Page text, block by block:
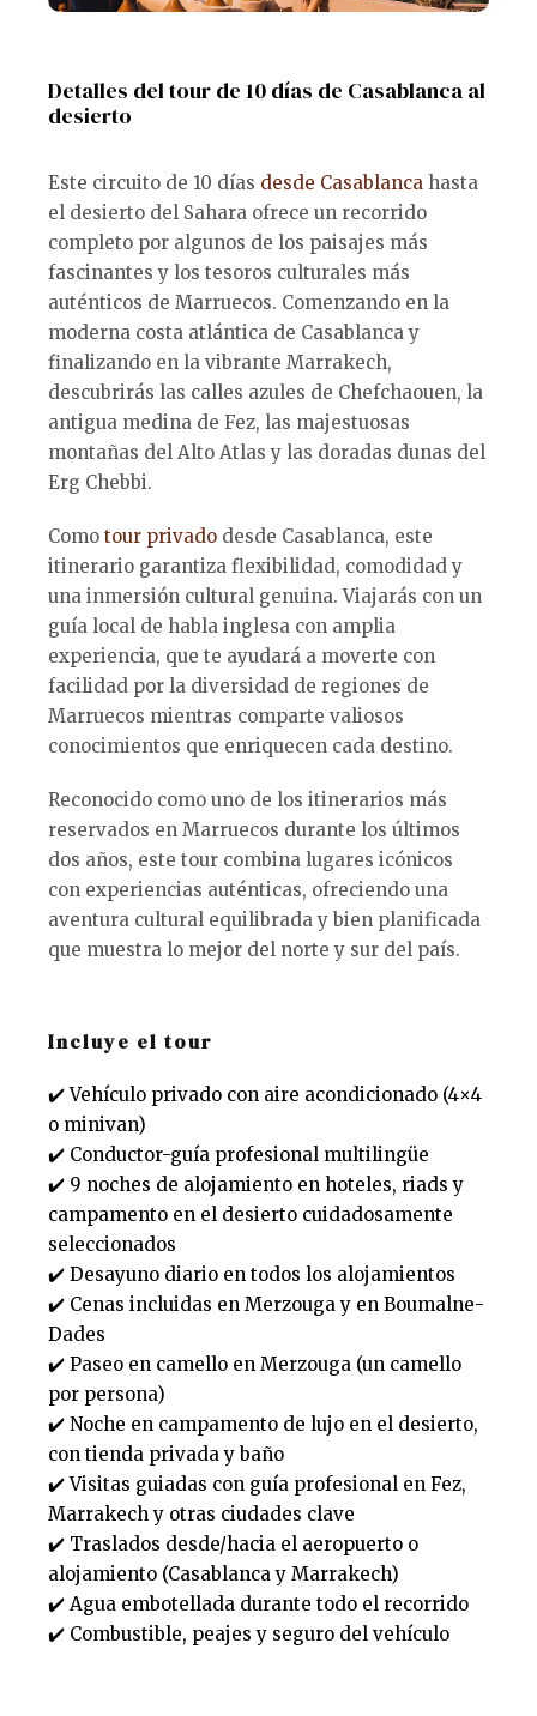
Detalles del tour de 10 días de Casablanca al
desierto
Este circuito de 10 días desde Casablanca hasta
el desierto del Sahara ofrece un recorrido
completo por algunos de los paisajes más
fascinantes y los tesoros culturales más
auténticos de Marruecos. Comenzando en la
moderna costa atlántica de Casablanca y
finalizando en la vibrante Marrakech,
descubrirás las calles azules de Chefchaouen, la
antigua medina de Fez, las majestuosas
montañas del Alto Atlas y las doradas dunas del
Erg Chebbi.
Como tour privado desde Casablanca, este
itinerario garantiza flexibilidad, comodidad y
una inmersión cultural genuina. Viajarás con un
guía local de habla inglesa con amplia
experiencia, que te ayudará a moverte con
facilidad por la diversidad de regiones de
Marruecos mientras comparte valiosos
conocimientos que enriquecen cada destino.
Reconocido como uno de los itinerarios más
reservados en Marruecos durante los últimos
dos años, este tour combina lugares icónicos
con experiencias auténticas, ofreciendo una
aventura cultural equilibrada y bien planificada
que muestra lo mejor del norte y sur del país.
Incluye el tour
✔️ Vehículo privado con aire acondicionado (4×4
o minivan)
✔️ Conductor-guía profesional multilingüe
✔️ 9 noches de alojamiento en hoteles, riads y
campamento en el desierto cuidadosamente
seleccionados
✔️ Desayuno diario en todos los alojamientos
✔️ Cenas incluidas en Merzouga y en Boumalne-
Dades
✔️ Paseo en camello en Merzouga (un camello
por persona)
✔️ Noche en campamento de lujo en el desierto,
con tienda privada y baño
✔️ Visitas guiadas con guía profesional en Fez,
Marrakech y otras ciudades clave
✔️ Traslados desde/hacia el aeropuerto o
alojamiento (Casablanca y Marrakech)
✔️ Agua embotellada durante todo el recorrido
✔️ Combustible, peajes y seguro del vehículo